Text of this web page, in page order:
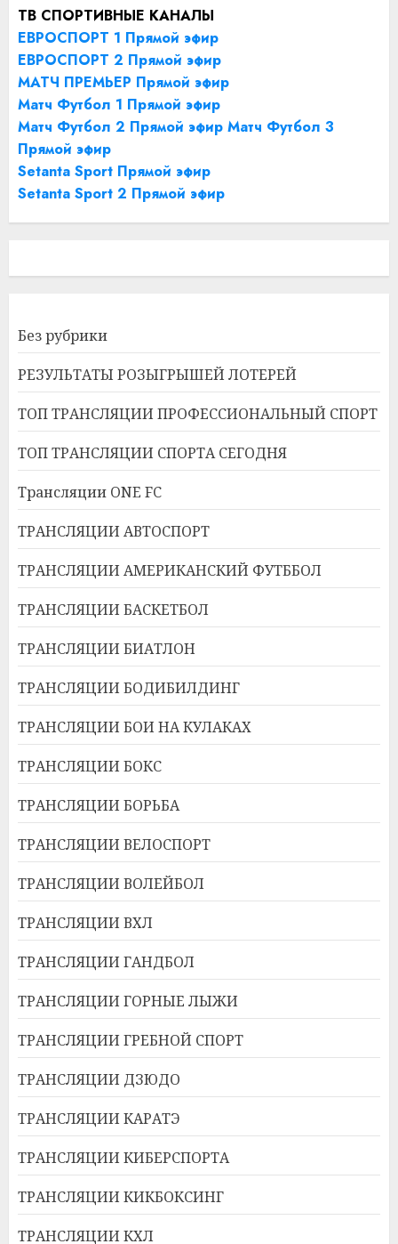
ТВ СПОРТИВНЫЕ КАНАЛЫ
ЕВРОСПОРТ 1 Прямой эфир
ЕВРОСПОРТ 2 Прямой эфир
МАТЧ ПРЕМЬЕР Прямой эфир
Матч Футбол 1 Прямой эфир
Матч Футбол 2 Прямой эфир Матч Футбол 3
Прямой эфир
Setanta Sport Прямой эфир
Setanta Sport 2 Прямой эфир
Без рубрики
РЕЗУЛЬТАТЫ РОЗЫГРЫШЕЙ ЛОТЕРЕЙ
ТОП ТРАНСЛЯЦИИ ПРОФЕССИОНАЛЬНЫЙ СПОРТ
ТОП ТРАНСЛЯЦИИ СПОРТА СЕГОДНЯ
Трансляции ONE FC
ТРАНСЛЯЦИИ АВТОСПОРТ
ТРАНСЛЯЦИИ АМЕРИКАНСКИЙ ФУТББОЛ
ТРАНСЛЯЦИИ БАСКЕТБОЛ
ТРАНСЛЯЦИИ БИАТЛОН
ТРАНСЛЯЦИИ БОДИБИЛДИНГ
ТРАНСЛЯЦИИ БОИ НА КУЛАКАХ
ТРАНСЛЯЦИИ БОКС
ТРАНСЛЯЦИИ БОРЬБА
ТРАНСЛЯЦИИ ВЕЛОСПОРТ
ТРАНСЛЯЦИИ ВОЛЕЙБОЛ
ТРАНСЛЯЦИИ ВХЛ
ТРАНСЛЯЦИИ ГАНДБОЛ
ТРАНСЛЯЦИИ ГОРНЫЕ ЛЫЖИ
ТРАНСЛЯЦИИ ГРЕБНОЙ СПОРТ
ТРАНСЛЯЦИИ ДЗЮДО
ТРАНСЛЯЦИИ КАРАТЭ
ТРАНСЛЯЦИИ КИБЕРСПОРТА
ТРАНСЛЯЦИИ КИКБОКСИНГ
ТРАНСЛЯЦИИ КХЛ